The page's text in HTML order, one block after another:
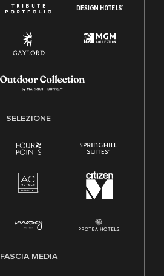
SELEZIONE
FASCIA MEDIA